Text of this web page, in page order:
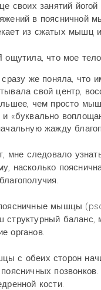
своих занятий
в поясничной
из сжатых мышц
ощутила, что мое
же поняла, что
свой центр,
чем просто
и «буквально
жажду
мне следовало
насколько
мышцы
баланс,
органов.
с обеих сторон
кости.